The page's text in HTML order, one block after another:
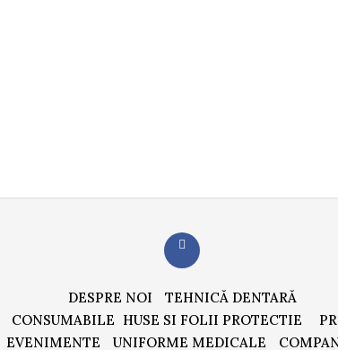
DESPRE NOI
TEHNICĂ DENTARĂ
CONSUMABILE HUSE SI FOLII PROTECTIE
EVENIMENTE UNIFORME MEDICALE